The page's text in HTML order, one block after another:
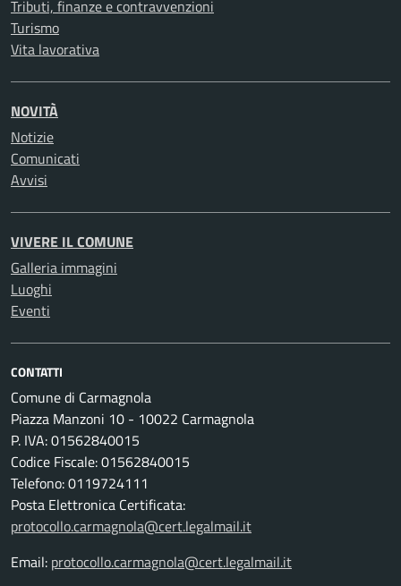
Tributi, finanze e contravvenzioni
Turismo
Vita lavorativa
NOVITÀ
Notizie
Comunicati
Avvisi
VIVERE IL COMUNE
Galleria immagini
Luoghi
Eventi
CONTATTI
Comune di Carmagnola
Piazza Manzoni 10 - 10022 Carmagnola
P. IVA: 01562840015
Codice Fiscale: 01562840015
Telefono: 0119724111
Posta Elettronica Certificata:
protocollo.carmagnola@cert.legalmail.it
Email: protocollo.carmagnola@cert.legalmail.it